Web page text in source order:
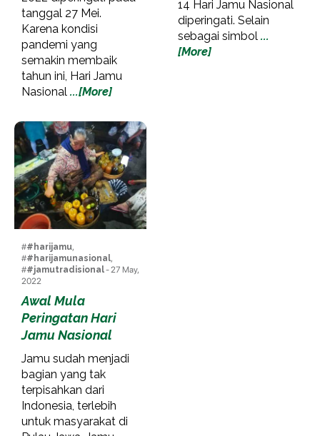
tanggal 27 Mei.
Karena kondisi
pandemi yang
semakin membaik
tahun ini, Hari Jamu
Nasional ...[More]
14 Hari Jamu Nasional
diperingati. Selain
sebagai simbol ...
[More]
##harijamu,
##harijamunasional,
##jamutradisional- 27 May,
2022
Awal Mula
Peringatan Hari
Jamu Nasional
Jamu sudah menjadi
bagian yang tak
terpisahkan dari
Indonesia, terlebih
untuk masyarakat di